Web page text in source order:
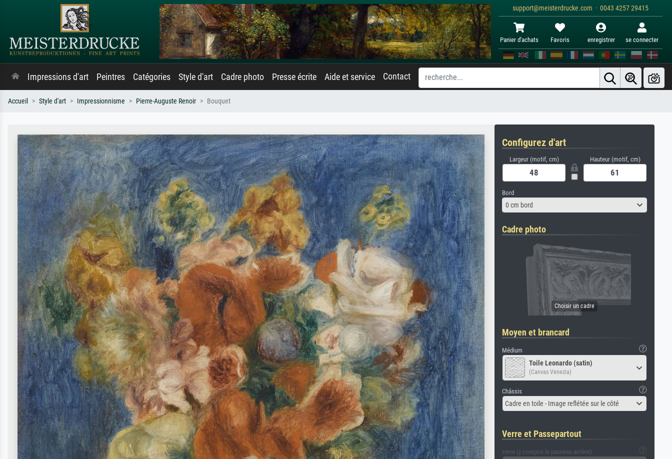
support@meisterdrucke.com · 0043 4257 29415
Panier d'achats Favoris enregistrer se connecter
Impressions d'art Peintres Catégories Style d'art Cadre photo Presse écrite Aide et service Contact
Accueil Style d'art Impressionnisme Pierre-Auguste Renoir Bouquet
Configurez d'art
Largeur (motif, cm) Hauteur (motif, cm)
Bord
0 cm bord
Cadre photo
Moyen et brancard
Médium
Toile Leonardo (satin)
(Canvas Venezia)
Châssis
Cadre en toile - Image reflétée sur le côté
Verre et Passepartout
verre (y compris le panneau arrière)